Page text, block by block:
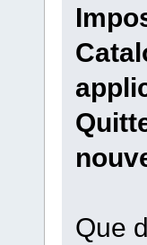
Que